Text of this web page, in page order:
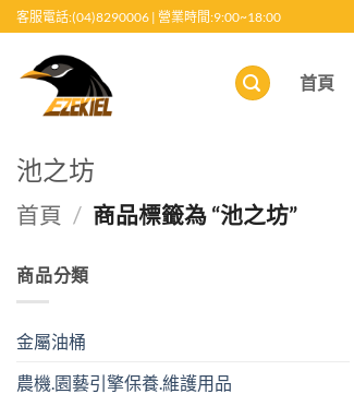
至
客服電話:(04)8290006 | 營業時間:9:00~18:00
首頁
池之坊
首頁 / 商品標籤為 “池之坊”
商品分類
金屬油桶
農機.園藝引擎保養.維護用品